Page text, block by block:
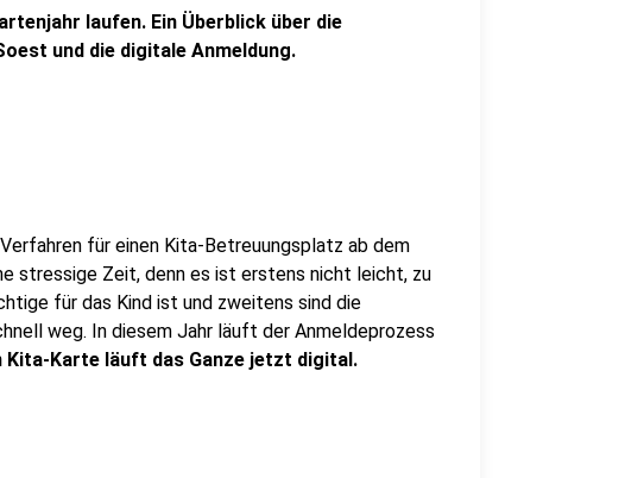
laufen. Ein Überblick über die
und die digitale Anmeldung.
für einen Kita-Betreuungsplatz ab dem
stressige Zeit, denn es ist erstens nicht leicht, zu
für das Kind ist und zweitens sind die
weg. In diesem Jahr läuft der Anmeldeprozess
Karte läuft das Ganze jetzt digital.